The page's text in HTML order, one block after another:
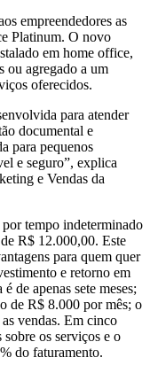
empreendedores as
Platinum. O novo
em home office,
ou agregado a um
oferecidos.
para atender
documental e
para pequenos
e seguro”, explica
e Vendas da
tempo indeterminado
R$ 12.000,00. Este
para quem quer
e retorno em
de apenas sete meses;
de R$ 8.000 por mês; o
vendas. Em cinco
sobre os serviços e o
do faturamento.